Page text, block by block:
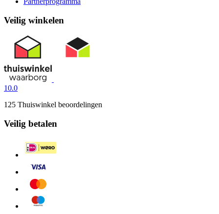
Veilig winkelen
10.0
125 Thuiswinkel beoordelingen
Veilig betalen